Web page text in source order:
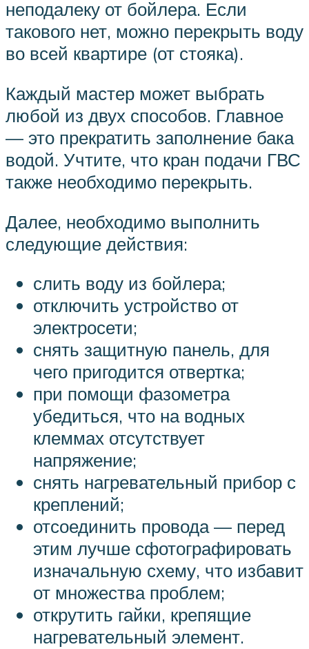
неподалеку от бойлера. Если
такового нет, можно перекрыть воду
во всей квартире (от стояка).
Каждый мастер может выбрать
любой из двух способов. Главное
— это прекратить заполнение бака
водой. Учтите, что кран подачи ГВС
также необходимо перекрыть.
Далее, необходимо выполнить
следующие действия:
слить воду из бойлера;
отключить устройство от
электросети;
снять защитную панель, для
чего пригодится отвертка;
при помощи фазометра
убедиться, что на водных
клеммах отсутствует
напряжение;
снять нагревательный прибор с
креплений;
отсоединить провода — перед
этим лучше сфотографировать
изначальную схему, что избавит
от множества проблем;
открутить гайки, крепящие
нагревательный элемент.